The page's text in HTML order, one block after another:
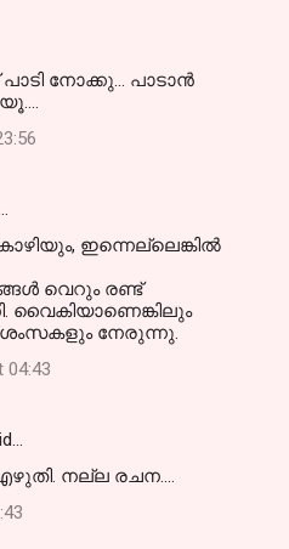
പാടി നോക്കു... പാടാന്‍
ഇന്നെല്ലെങ്കിൽ
വെറും രണ്ട്
വൈകിയാണെങ്കിലും
നേരുന്നു.
04:43
നല്ല രചന....